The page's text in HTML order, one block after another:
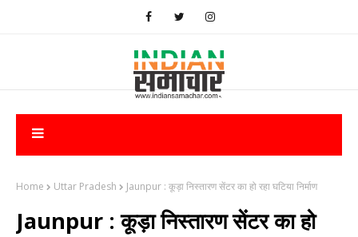
Home Uttar Pradesh Jaunpur : ​कूड़ा निस्तारण सेंटर का हो रहा घटिया निर्माण
Jaunpur : ​कूड़ा निस्तारण सेंटर का हो